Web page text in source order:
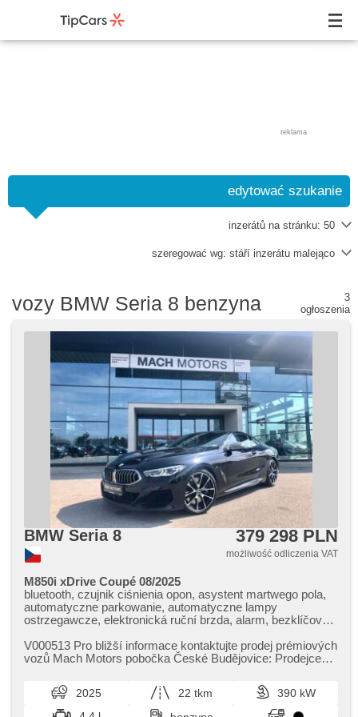
reklama
edytować szukanie
inzerátů na stránku: 50
szeregować wg: stáří inzerátu malejąco
vozy BMW Seria 8 benzyna
3
ogłoszenia
BMW Seria 8 379 298 PLN
możliwość odliczenia VAT
M850i xDrive Coupé 08/2025
bluetooth, czujnik ciśnienia opon, asystent martwego pola,
automatyczne parkowanie, automatyczne lampy
ostrzegawcze, elektronická ruční brzda, alarm, bezklíčové
komputer pokładowy, digitální příjem rádia (DAB), USB,
nawigacja satelitarna, dotykové ovládání palubního
telefonů, ovládání gesty, Apple CarPlay, Android Auto,
kierownica wielofunkcyjna, regulowana kierownica,
ambientní osvětlení interiéru, paměť nastavení sedadla
V000513 Pro bližší informace kontaktujte prodej prémiových
vozů Mach Motors pobočka České Budějovice: Prodejce
2025 22 tkm
390 kW